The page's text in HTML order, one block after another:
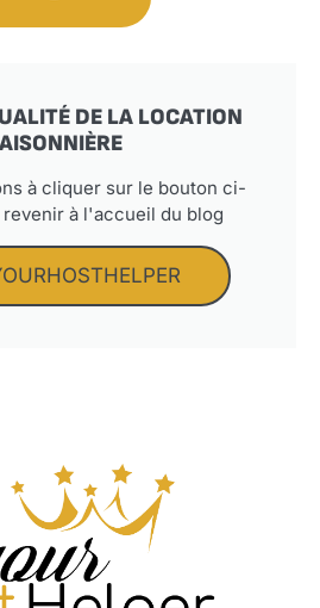
DE LA LOCATION
à cliquer sur le bouton ci-
à l'accueil du blog